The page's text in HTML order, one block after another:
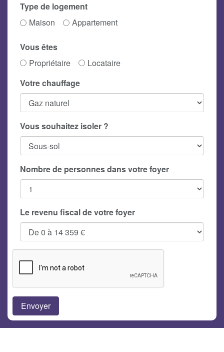
Type de logement
Maison
Appartement
Vous êtes
Propriétaire
Locataire
Votre chauffage
Vous souhaitez isoler ?
Nombre de personnes dans votre foyer
Le revenu fiscal de votre foyer